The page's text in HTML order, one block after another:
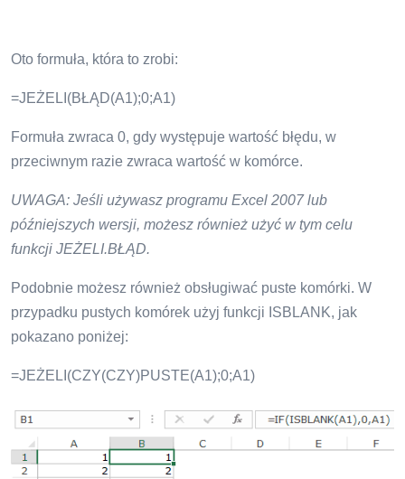
Oto formuła, która to zrobi:
=JEŻELI(BŁĄD(A1);0;A1)
Formuła zwraca 0, gdy występuje wartość błędu, w
przeciwnym razie zwraca wartość w komórce.
UWAGA: Jeśli używasz programu Excel 2007 lub
późniejszych wersji, możesz również użyć w tym celu
funkcji JEŻELI.BŁĄD.
Podobnie możesz również obsługiwać puste komórki. W
przypadku pustych komórek użyj funkcji ISBLANK, jak
pokazano poniżej:
=JEŻELI(CZY(CZY)PUSTE(A1);0;A1)